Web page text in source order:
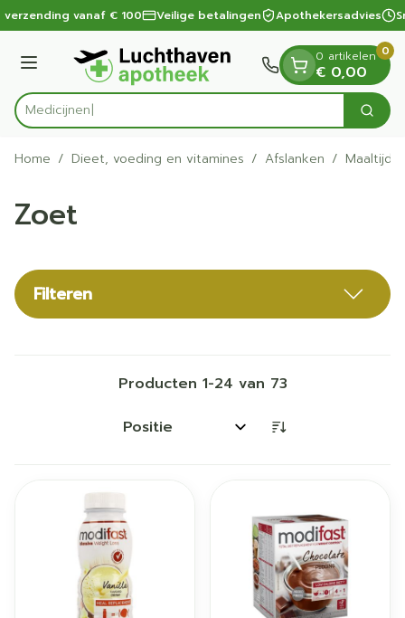
Ga naar de inhoud
1 van 1vanaf € 100 Veilige betalingen Apothekersadvies
Menu
Product, merk, categorie... Zoek
0 artikelen
€ 0,00
0
Home / Dieet, voeding en vitamines / Afslanken /
Zoet
Filteren
Producten 1-24 van 73
Sorteer op: